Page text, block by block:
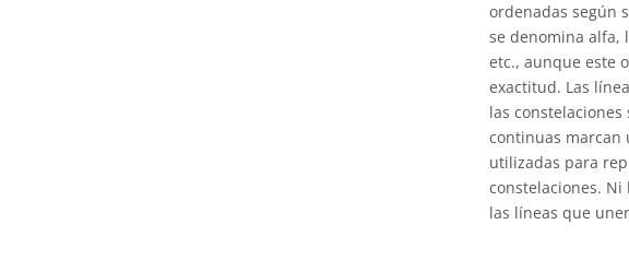
ordenadas según
se denomina alfa,
etc., aunque este
exactitud. Las
las constelaciones
continuas marcan
utilizadas para
constelaciones.
las líneas que